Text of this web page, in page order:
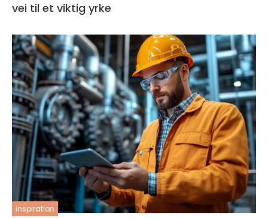
vei til et viktig yrke
inspiration